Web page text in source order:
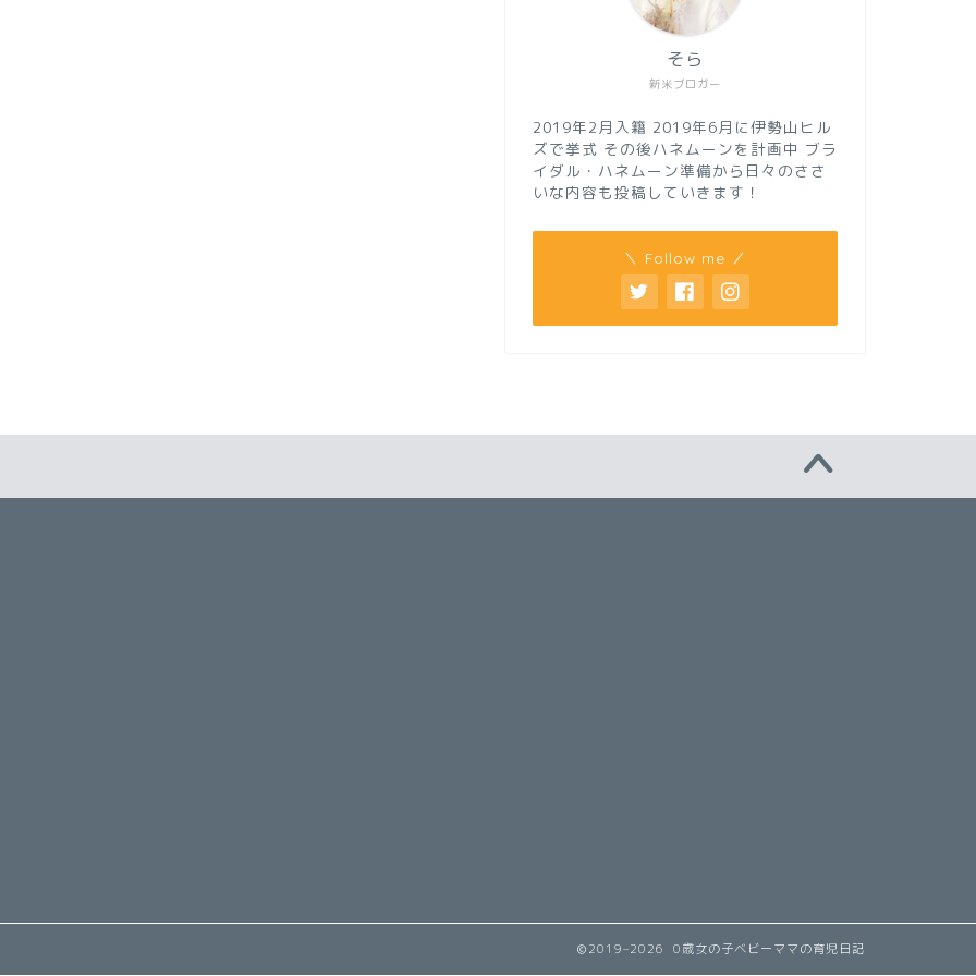
新米ブロガー
そら
2019年2月入籍 2019年6月に伊勢山ヒル
ズで挙式 その後ハネムーンを計画中 ブラ
イダル・ハネムーン準備から日々のささ
いな内容も投稿していきます！
＼ Follow me ／
2019–2026 0歳女の子ベビーママの育児日記